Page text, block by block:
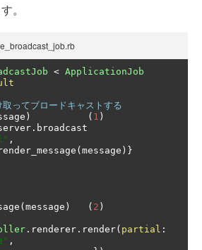
。
< ApplicationJob
ってブロードキャストする
) ( 1 )
.
,
( message )}
( message ) ( 2 )
. renderer . render( partial :
,